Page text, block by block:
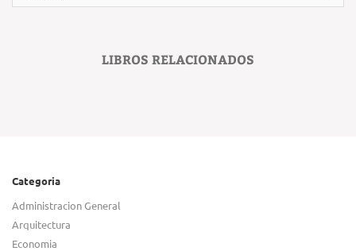
LIBROS RELACIONADOS
Categoria
Administracion General
Arquitectura
Economia